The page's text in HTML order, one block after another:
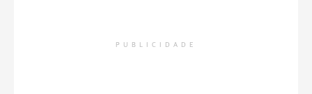
PUBLICIDADE